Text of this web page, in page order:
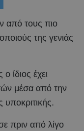
από τους πιο
της γενιάς
ίδιος έχει
μέσα από την
πριν από λίγο